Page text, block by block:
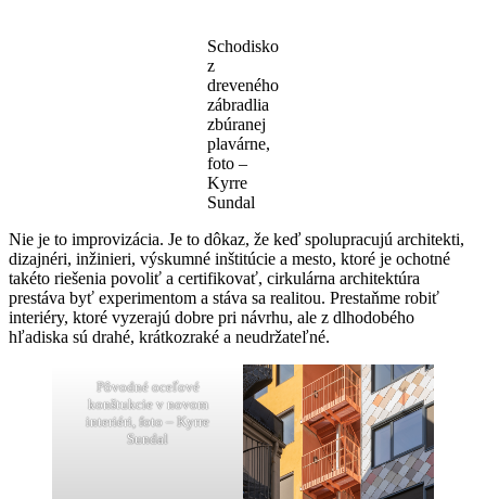
Schodisko
z
dreveného
zábradlia
zbúranej
plavárne,
foto –
Kyrre
Sundal
Nie je to improvizácia. Je to dôkaz, že keď spolupracujú architekti,
dizajnéri, inžinieri, výskumné inštitúcie a mesto, ktoré je ochotné
takéto riešenia povoliť a certifikovať, cirkulárna architektúra
prestáva byť experimentom a stáva sa realitou. Prestaňme robiť
interiéry, ktoré vyzerajú dobre pri návrhu, ale z dlhodobého
hľadiska sú drahé, krátkozraké a neudržateľné.
Pôvodné oceľové
konštukcie v novom
interiéri, foto – Kyrre
Sundal